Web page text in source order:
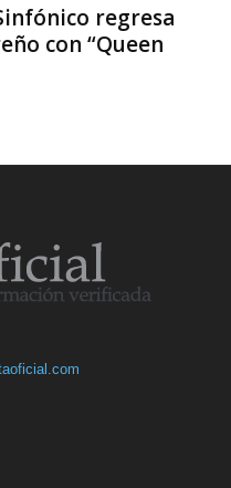
regresa
con “Queen